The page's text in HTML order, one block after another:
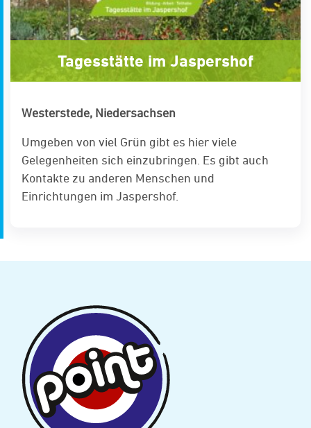
Tagesstätte im Jaspershof
Westerstede, Niedersachsen
Umgeben von viel Grün gibt es hier viele
Gelegenheiten sich einzubringen. Es gibt auch
Kontakte zu anderen Menschen und
Einrichtungen im Jaspershof.